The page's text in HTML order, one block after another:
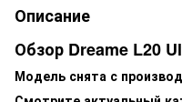
Описание
Обзор Dreame L20
Модель снята с